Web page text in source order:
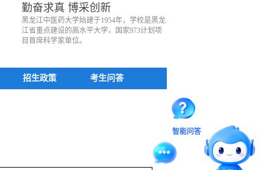
勤奋求真 博采创新
黑龙江中医药大学始建于1954年，学校是黑龙
江省重点建设的高水平大学，国家973计划项
目首席科学家单位。
招生政策 考生问答
智能问答